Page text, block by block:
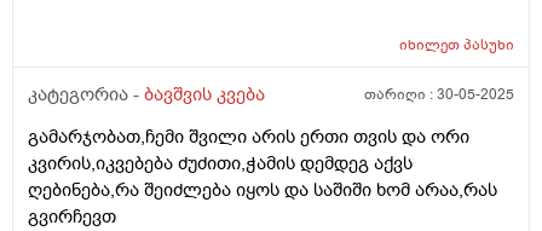
იხილეთპასუხი
კატეგორია - ბავშვის კვება თარიღი :30-05-2025
გამარჯობათ,ჩემი შვილი არის ერთი თვის და ორი
კვირის,იკვებება ძუძითი,ჭამის დემდეგ აქვს
ღებინება,რა შეიძლება იყოს და საშიში ხომ არაა,რას
გვირჩევთ